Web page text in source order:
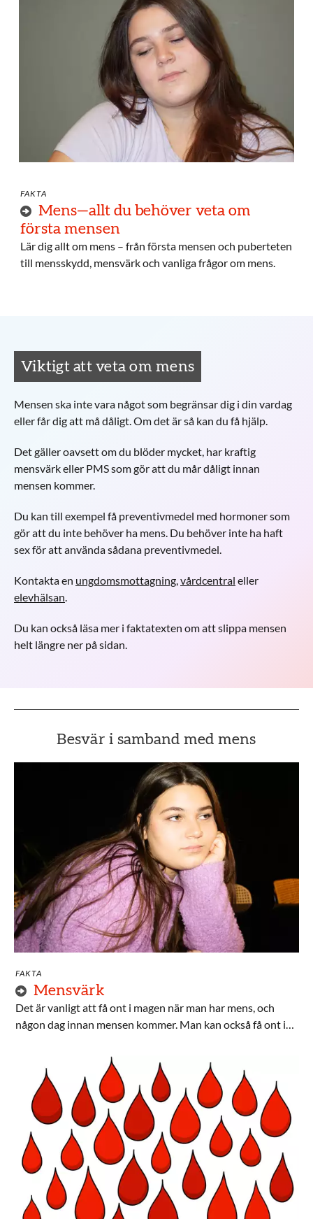
FAKTA
Mens—allt du behöver veta om
första mensen
Lär dig allt om mens – från första mensen och puberteten
till mensskydd, mensvärk och vanliga frågor om mens.
Viktigt att veta om mens
Mensen ska inte vara något som begränsar dig i din vardag
eller får dig att må dåligt. Om det är så kan du få hjälp.
Det gäller oavsett om du blöder mycket, har kraftig
mensvärk eller PMS som gör att du mår dåligt innan
mensen kommer.
Du kan till exempel få preventivmedel med hormoner som
gör att du inte behöver ha mens. Du behöver inte ha haft
sex för att använda sådana preventivmedel.
Kontakta en ungdomsmottagning vårdcentral eller
elevhälsan
Du kan också läsa mer i faktatexten om att slippa mensen
helt längre ner på sidan.
Besvär i samband med mens
FAKTA
Mensvärk
Det är vanligt att få ont i magen när man har mens, och
någon dag innan mensen kommer. Man kan också få ont i
inget du ska behöva stå ut med, det finns flera olika sätt att
lindra värken på.